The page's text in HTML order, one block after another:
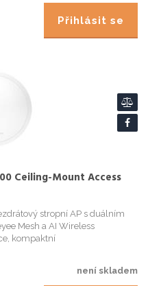
Přihlásit se
Ceiling-Mount Access
stropní AP s duálním
Mesh a AI Wireless
kompaktní
není skladem